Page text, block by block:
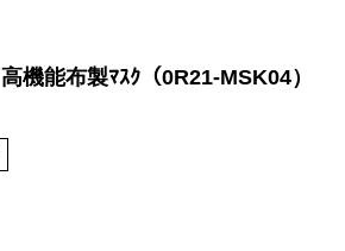
高機能布製ﾏｽｸ（0R21-MSK04）